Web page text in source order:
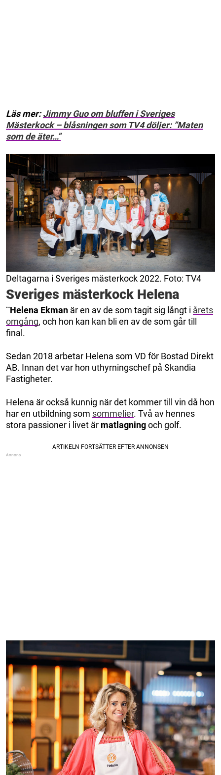
Läs mer:Jimmy Guo om bluffen i Sveriges
Mästerkock – blåsningen som TV4 döljer: ”Maten
som de äter…”
Deltagarna i Sveriges mästerkock 2022. Foto: TV4
Sveriges mästerkock Helena
¨Helena Ekman är en av de som tagit sig långt i årets
omgång, och hon kan kan bli en av de som går till
final.
Sedan 2018 arbetar Helena som VD för Bostad Direkt
AB. Innan det var hon uthyrningschef på Skandia
Fastigheter.
Helena är också kunnig när det kommer till vin då hon
har en utbildning som sommelier. Två av hennes
stora passioner i livet är matlagningoch golf.